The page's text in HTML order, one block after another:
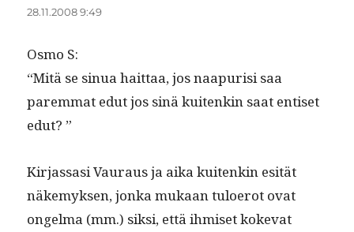
28.11.2008 9:49
Osmo S:
“Mitä se sin­ua hait­taa, jos naa­purisi saa
parem­mat edut jos sinä kuitenkin saat entiset
edut? ”
Kir­jas­sasi Vau­raus ja aika kuitenkin esität
näke­myk­sen, jon­ka mukaan tulo­erot ovat
ongel­ma (mm.) sik­si, että ihmiset koke­vat